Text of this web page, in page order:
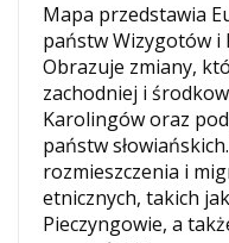
Mapa przedstawia
państw Wizygotów i
Obrazuje zmiany,
zachodniej i
Karolingów oraz
państw
rozmieszczenia i
etnicznych, takich
Pieczyngowie, a